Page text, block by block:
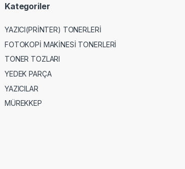
Kategoriler
YAZICI(PRİNTER) TONERLERİ
FOTOKOPİ MAKİNESİ TONERLERİ
TONER TOZLARI
YEDEK PARÇA
YAZICILAR
MÜREKKEP